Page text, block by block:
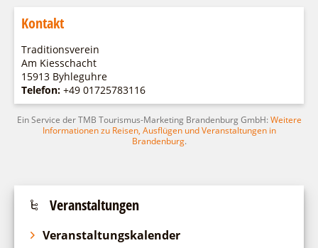
Kahnfahrten
Fahrgastschiff
Regionalentwicklung
SPOT
Bürgerbus
Naturwelt Lieberoser Heide
Q-Gemeinde Schwielochsee
Staatlich anerkannter Erholungsort Goyatz
ILB
Über uns
Team
Aktuelles
Infomaterial
Kontakt
Traditionsverein
Am Kiesschacht
15913 Byhleguhre
Telefon: +49 01725783116
Ein Service der TMB Tourismus-Marketing Brandenburg GmbH:Weitere
Informationen zu Reisen, Ausflügen und Veranstaltungen in
Brandenburg.
Veranstaltungen
Veranstaltungskalender